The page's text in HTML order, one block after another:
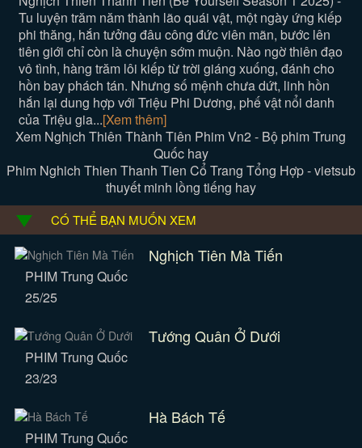
Tu luyện trăm năm thành lão quái vật, một ngày ứng kiếp
phi thăng, hắn tưởng đâu công đức viên mãn, bước lên
tiên giới chỉ còn là chuyện sớm muộn. Nào ngờ thiên đạo
vô tình, hàng trăm lôi kiếp từ trời giáng xuống, đánh cho
hồn bay phách tán. Nhưng số mệnh chưa dứt, linh hồn
hắn lại dung hợp với Triệu Phi Dương, phế vật nổi danh
của Triệu gia...[Xem thêm]
Xem Nghịch Thiên Thành Tiên Phim Vn2 - Bộ phim Trung
Quốc hay
Phim Nghich Thien Thanh Tien Cổ Trang Tổng Hợp - vietsub
thuyết minh lồng tiếng hay
CÓ THỂ BẠN MUỐN XEM
Nghịch Tiên Mà Tiến
PHIM Trung Quốc
25/25
Tướng Quân Ở Dưới
PHIM Trung Quốc
23/23
Hà Bách Tế
PHIM Trung Quốc